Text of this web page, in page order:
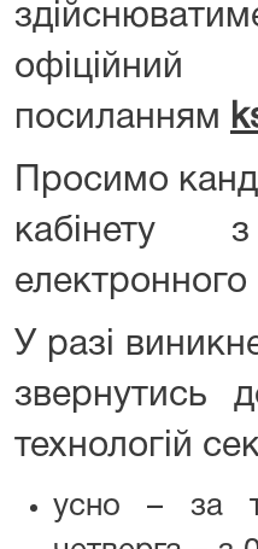
посиланням
Просимо
кабінету з
електронного
У разі
звернутись
технологій
усно – за